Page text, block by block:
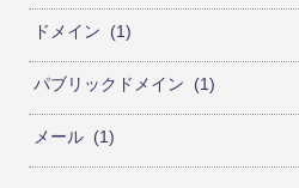
ドメイン 1
パブリックドメイン 1
メール 1